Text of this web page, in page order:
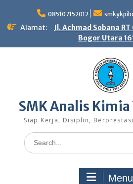
content
085107152012
Alamat:
Jl. Achmad Sobana
Bogor Utara
SMK Analis Kimia
Siap Kerja, Disiplin,
Search
for:
Menu